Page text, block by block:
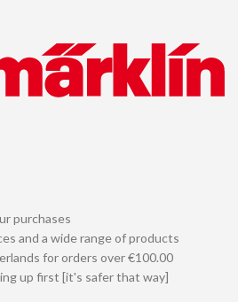
purchases
and a wide range of products
for orders over €100.00
up first [it's safer that way]